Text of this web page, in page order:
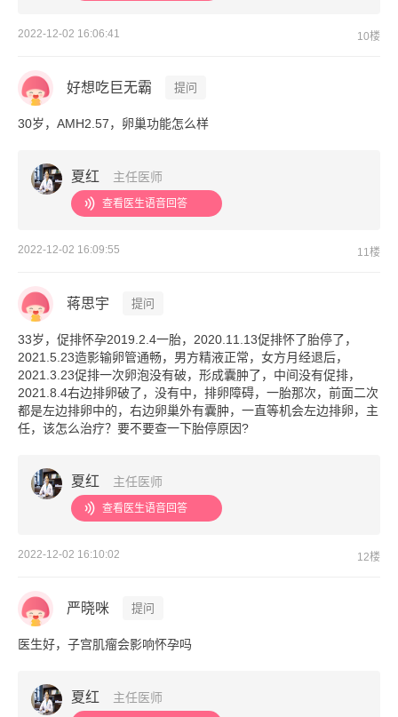
2022-12-02 16:06:41 10楼
好想吃巨无霸 提问
30岁，AMH2.57，卵巢功能怎么样
夏红 主任医师
查看医生语音回答
2022-12-02 16:09:55 11楼
蒋思宇 提问
33岁，促排怀孕2019.2.4一胎，2020.11.13促排怀了胎停了，
2021.5.23造影输卵管通畅，男方精液正常，女方月经退后，
2021.3.23促排一次卵泡没有破，形成囊肿了，中间没有促排，
2021.8.4右边排卵破了，没有中，排卵障碍，一胎那次，前面二次
都是左边排卵中的，右边卵巢外有囊肿，一直等机会左边排卵，主
任，该怎么治疗？要不要查一下胎停原因?
夏红 主任医师
查看医生语音回答
2022-12-02 16:10:02 12楼
严晓咪 提问
医生好，子宫肌瘤会影响怀孕吗
夏红 主任医师